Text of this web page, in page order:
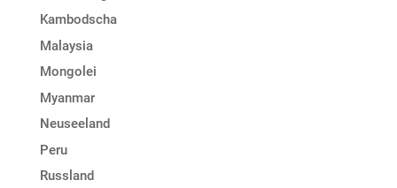
Kambodscha
Malaysia
Mongolei
Myanmar
Neuseeland
Peru
Russland